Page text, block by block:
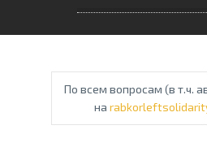
По всем вопросам (в т.ч.
на